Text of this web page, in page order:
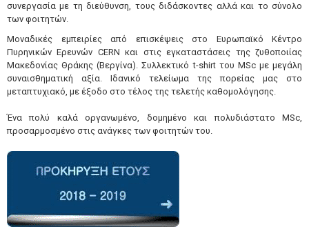
συνεργασία με τη διεύθυνση, τους διδάσκοντες αλλά και το σύνολο
των φοιτητών.
Μοναδικές εμπειρίες από επισκέψεις στο Ευρωπαϊκό Κέντρο
Πυρηνικών Ερευνών CERN και στις εγκαταστάσεις της ζυθοποιίας
Μακεδονίας Θράκης (Βεργίνα). Συλλεκτικό t-shirt του MSc με μεγάλη
συναισθηματική αξία. Ιδανικό τελείωμα της πορείας μας στο
μεταπτυχιακό, με έξοδο στο τέλος της τελετής καθομολόγησης.
Ένα πολύ καλά οργανωμένο, δομημένο και πολυδιάστατο MSc,
προσαρμοσμένο στις ανάγκες των φοιτητών του.